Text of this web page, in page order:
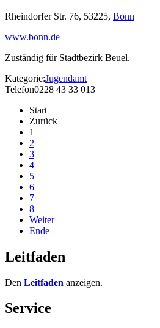
Rheindorfer Str. 76, 53225, Bonn
www.bonn.de
Zuständig für Stadtbezirk Beuel.
Kategorie:Jugendamt
Telefon0228 43 33 013
Start
Zurück
1
2
3
4
5
6
7
8
Weiter
Ende
Leitfaden
Den Leitfaden anzeigen.
Service